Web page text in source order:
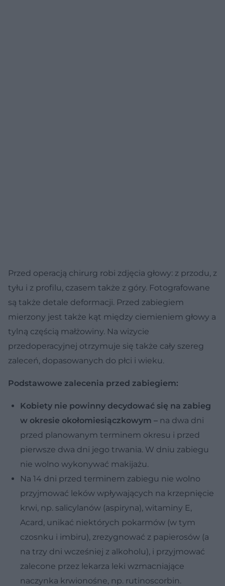
Przed operacją chirurg robi zdjęcia głowy: z przodu, z
tyłu i z profilu, czasem także z góry. Fotografowane
są także detale deformacji. Przed zabiegiem
mierzony jest także kąt między ciemieniem głowy a
tylną częścią małżowiny. Na wizycie
przedoperacyjnej otrzymuje się także cały szereg
zaleceń, dopasowanych do płci i wieku.
Podstawowe zalecenia przed zabiegiem:
Kobiety nie powinny decydować się na zabieg
w okresie okołomiesiączkowym – na dwa dni
przed planowanym terminem okresu i przed
pierwsze dwa dni jego trwania. W dniu zabiegu
nie wolno wykonywać makijażu.
Na 14 dni przed terminem zabiegu nie wolno
przyjmować leków wpływających na krzepnięcie
krwi, np. salicylanów (aspiryna), witaminy E,
Acard, unikać niektórych pokarmów (w tym
czosnku i imbiru), zrezygnować z papierosów (a
na trzy dni wcześniej z alkoholu), i przyjmować
zalecone przez lekarza leki wzmacniające
naczynka krwionośne, np. rutinoscorbin.